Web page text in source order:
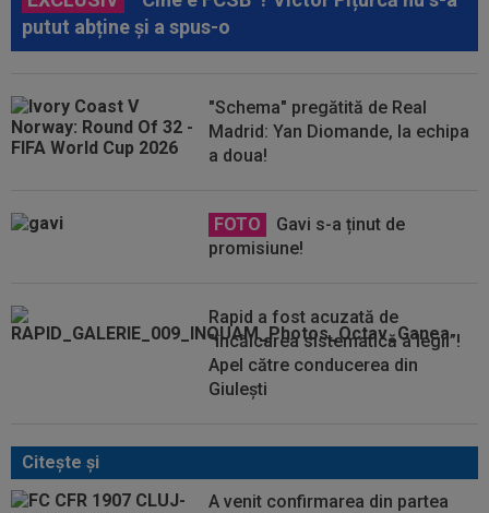
putut abține și a spus-o
"Schema" pregătită de Real
Madrid: Yan Diomande, la echipa
a doua!
FOTO
Gavi s-a ținut de
promisiune!
Rapid a fost acuzată de
”încălcarea sistematică a legii”!
Apel către conducerea din
Giulești
Citeşte şi
A venit confirmarea din partea